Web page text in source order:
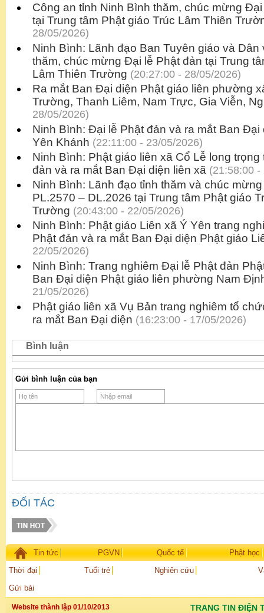
Công an tỉnh Ninh Bình thăm, chúc mừng
tại Trung tâm Phật giáo Trúc Lâm Thiên
28/05/2026)
Ninh Bình: Lãnh đạo Ban Tuyên giáo và
thăm, chúc mừng Đại lễ Phật đản tại Trung
Lâm Thiên Trường (20:27:00 - 28/05/2026)
Ra mắt Ban Đại diện Phật giáo liên phường
Trường, Thanh Liêm, Nam Trực, Gia Viễn,
28/05/2026)
Ninh Bình: Đại lễ Phật đản và ra mắt Ban Đại
Yên Khánh (22:11:00 - 23/05/2026)
Ninh Bình: Phật giáo liên xã Cổ Lễ long
đản và ra mắt Ban Đại diện liên xã (21:58:00 -
Ninh Bình: Lãnh đạo tỉnh thăm và chúc
PL.2570 – DL.2026 tại Trung tâm Phật giáo
Trường (20:43:00 - 22/05/2026)
Ninh Bình: Phật giáo Liên xã Ý Yên trang
Phật đản và ra mắt Ban Đại diện Phật giáo
22/05/2026)
Ninh Bình: Trang nghiêm Đại lễ Phật đản
Ban Đại diện Phật giáo liên phường Nam
21/05/2026)
Phật giáo liên xã Vụ Bản trang nghiêm tổ
ra mắt Ban Đại diện (16:23:00 - 17/05/2026)
Bình luận
Gửi bình luận của bạn
ĐỐI TÁC
Tin tức PGVN Quốc tế
Phật học
Thời đại
Tuổi trẻ Nghiên cứu
Gửi bài
Website thành lập 01/10/2013 TRANG TIN ĐIỆN